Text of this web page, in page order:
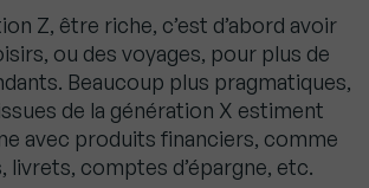
Z, être riche, c’est d’abord avoir
ou des voyages, pour plus de
Beaucoup plus pragmatiques,
de la génération X estiment
avec produits financiers, comme
livrets, comptes d’épargne, etc.